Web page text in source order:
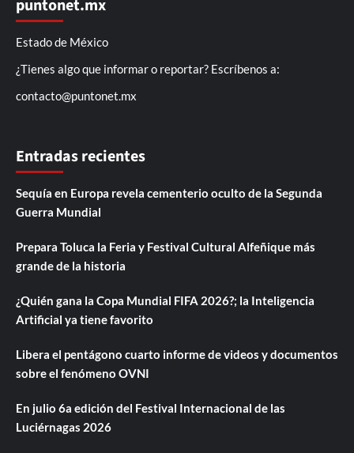
puntonet.mx
Estado de México
¿Tienes algo que informar o reportar? Escríbenos a:
contacto@puntonet.mx
Entradas recientes
Sequía en Europa revela cementerio oculto de la Segunda
Guerra Mundial
Prepara Toluca la Feria y Festival Cultural Alfeñique más
grande de la historia
¿Quién gana la Copa Mundial FIFA 2026?; la Inteligencia
Artificial ya tiene favorito
Libera el pentágono cuarto informe de videos y documentos
sobre el fenómeno OVNI
En julio 6a edición del Festival Internacional de las
Luciérnagas 2026